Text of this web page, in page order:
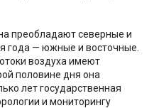
преобладают северные и
года — южные и восточные.
воздуха имеют
половине дня она
лет государственная
и мониторингу